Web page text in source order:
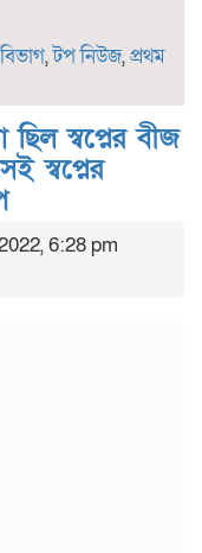
,টপ নিউজ,প্রথম
ছিল স্বপ্নের বীজ
স্বপ্নের
6:28 pm